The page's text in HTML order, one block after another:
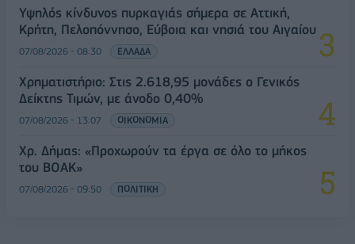
Υψηλός κίνδυνος πυρκαγιάς σήμερα σε Αττική,
Κρήτη, Πελοπόννησο, Εύβοια και νησιά του Αιγαίου
07/08/2026 - 08:30 ΕΛΛΑΔΑ
Χρηματιστήριο: Στις 2.618,95 μονάδες ο Γενικός
Δείκτης Τιμών, με άνοδο 0,40%
07/08/2026 - 13:07 ΟΙΚΟΝΟΜΙΑ
Χρ. Δήμας: «Προχωρούν τα έργα σε όλο το μήκος
του ΒΟΑΚ»
07/08/2026 - 09:50 ΠΟΛΙΤΙΚΗ